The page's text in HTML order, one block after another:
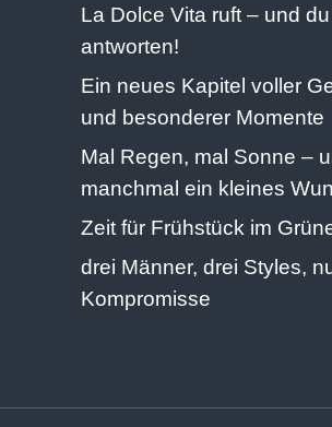
La Dolce Vita ruft – und
antworten!
Ein neues Kapitel voller
und besonderer Momente
Mal Regen, mal Sonne –
manchmal ein kleines
Zeit für Frühstück im
drei Männer, drei Styles,
Kompromisse